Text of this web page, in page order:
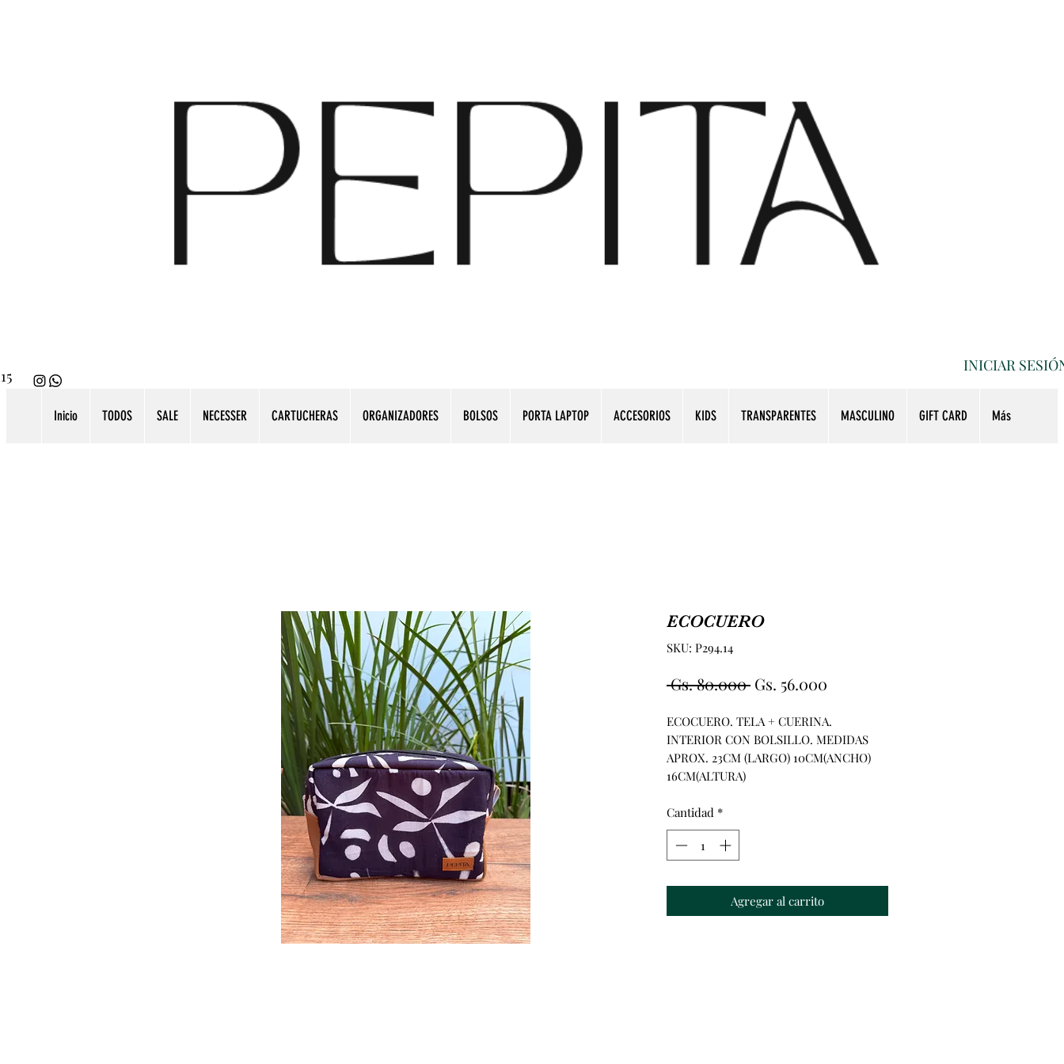
INICIAR
Inicio TODOS SALE NECESSER CARTUCHERAS ORGANIZADORES BOLSOS PORTA LAPTOP ACCESORIOS KIDS TRANSPARENTES MASCULINO GIFT CARD Más
ECOCUERO
SKU: P294.14
Gs. 80.000 Precio
Gs. 56.000
oferta
ECOCUERO. TELA + CUERINA.
INTERIOR CON BOLSILLO. MEDIDAS
APROX. 23CM (LARGO) 10CM(ANCHO)
16CM(ALTURA)
Cantidad *
Agregar al carrito